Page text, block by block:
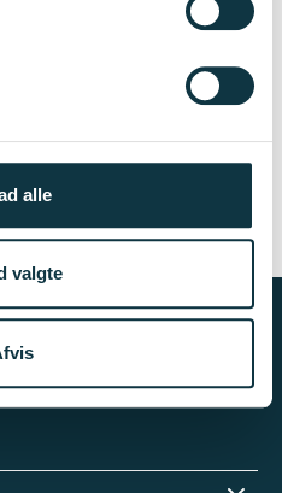
alle
valgte
søgemuligheder og